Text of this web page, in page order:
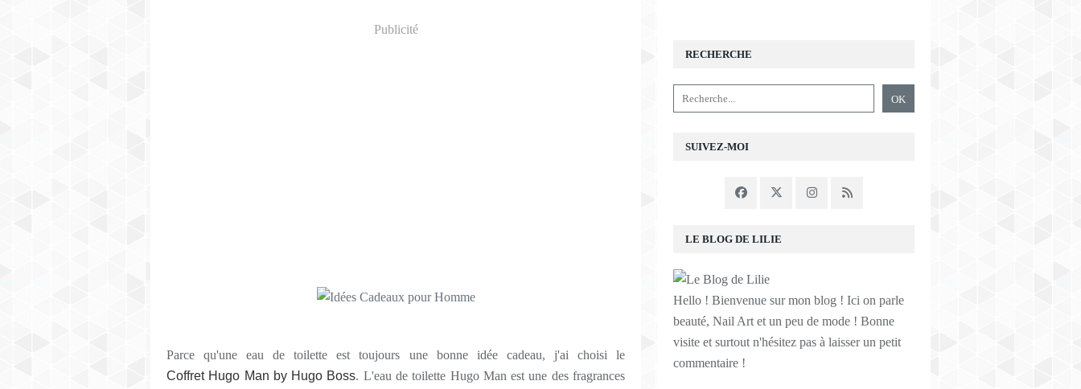
Publicité
Parce qu'une eau de toilette est toujours une bonne idée cadeau, j'ai choisi le
Coffret Hugo Man by Hugo Boss. L'eau de toilette Hugo Man est une des fragrances
SUIVEZ-MOI
RECHERCHE
LE BLOG DE LILIE
Hello ! Bienvenue sur mon blog ! Ici on parle
beauté, Nail Art et un peu de mode ! Bonne
visite et surtout n'hésitez pas à laisser un petit
commentaire !